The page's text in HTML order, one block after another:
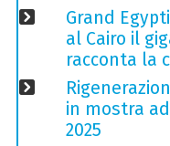
Grand
al Cairo il
racconta la
in mostra
2025